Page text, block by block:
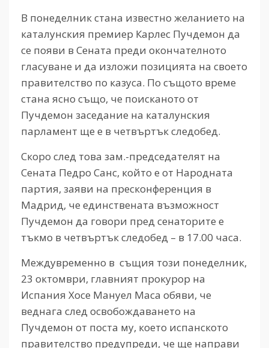
В понеделник стана известно желанието на
каталунския премиер Карлес Пучдемон да
се появи в Сената преди окончателното
гласуване и да изложи позицията на своето
правителство по казуса. По същото време
стана ясно също, че поисканото от
Пучдемон заседание на каталунския
парламент ще е в четвъртък следобед.
Скоро след това зам.-председателят на
Сената Педро Санс, който е от Народната
партия, заяви на пресконференция в
Мадрид, че единствената възможност
Пучдемон да говори пред сенаторите е
тъкмо в четвъртък следобед – в 17.00 часа.
Междувременно в същия този понеделник,
23 октомври, главният прокурор на
Испания Хосе Мануел Маса обяви, че
веднага след освобождаването на
Пучдемон от поста му, което испанското
правителство предупреди, че ще направи